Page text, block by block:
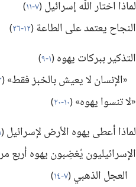
لماذا اختار اللّٰه إسرائيل(‏٧-‏١١ )‏
النجاح يعتمد على الطاعة(‏١٢-‏٢٦ )‏
التذكير ببركات يهوه(‏١-‏٩ )‏
«الإنسان لا يعيش بالخبز فقط»(‏
«لا تنسوا يهوه»(‏١٠-‏٢٠ )‏
لماذا أعطى يهوه الأرض لإسرائيل(‏
الإسرائيليون يُغضِبون يهوه أربع
العجل الذهبي(‏٧-‏١٤ )‏